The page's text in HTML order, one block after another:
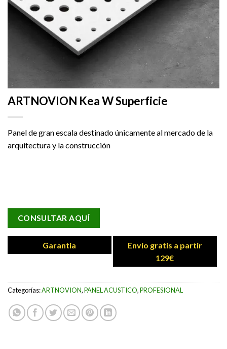
ARTNOVION Kea W Superficie
Panel de gran escala destinado únicamente al mercado de la
arquitectura y la construcción
CONSULTAR AQUÍ
Garantia
Envío gratis a partir
129€
Categorías:ARTNOVION,PANEL ACUSTICO,PROFESIONAL